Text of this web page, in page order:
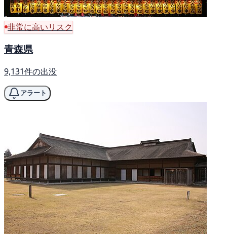
非常に高いリスク
青森県
9,131件の出没
アラート